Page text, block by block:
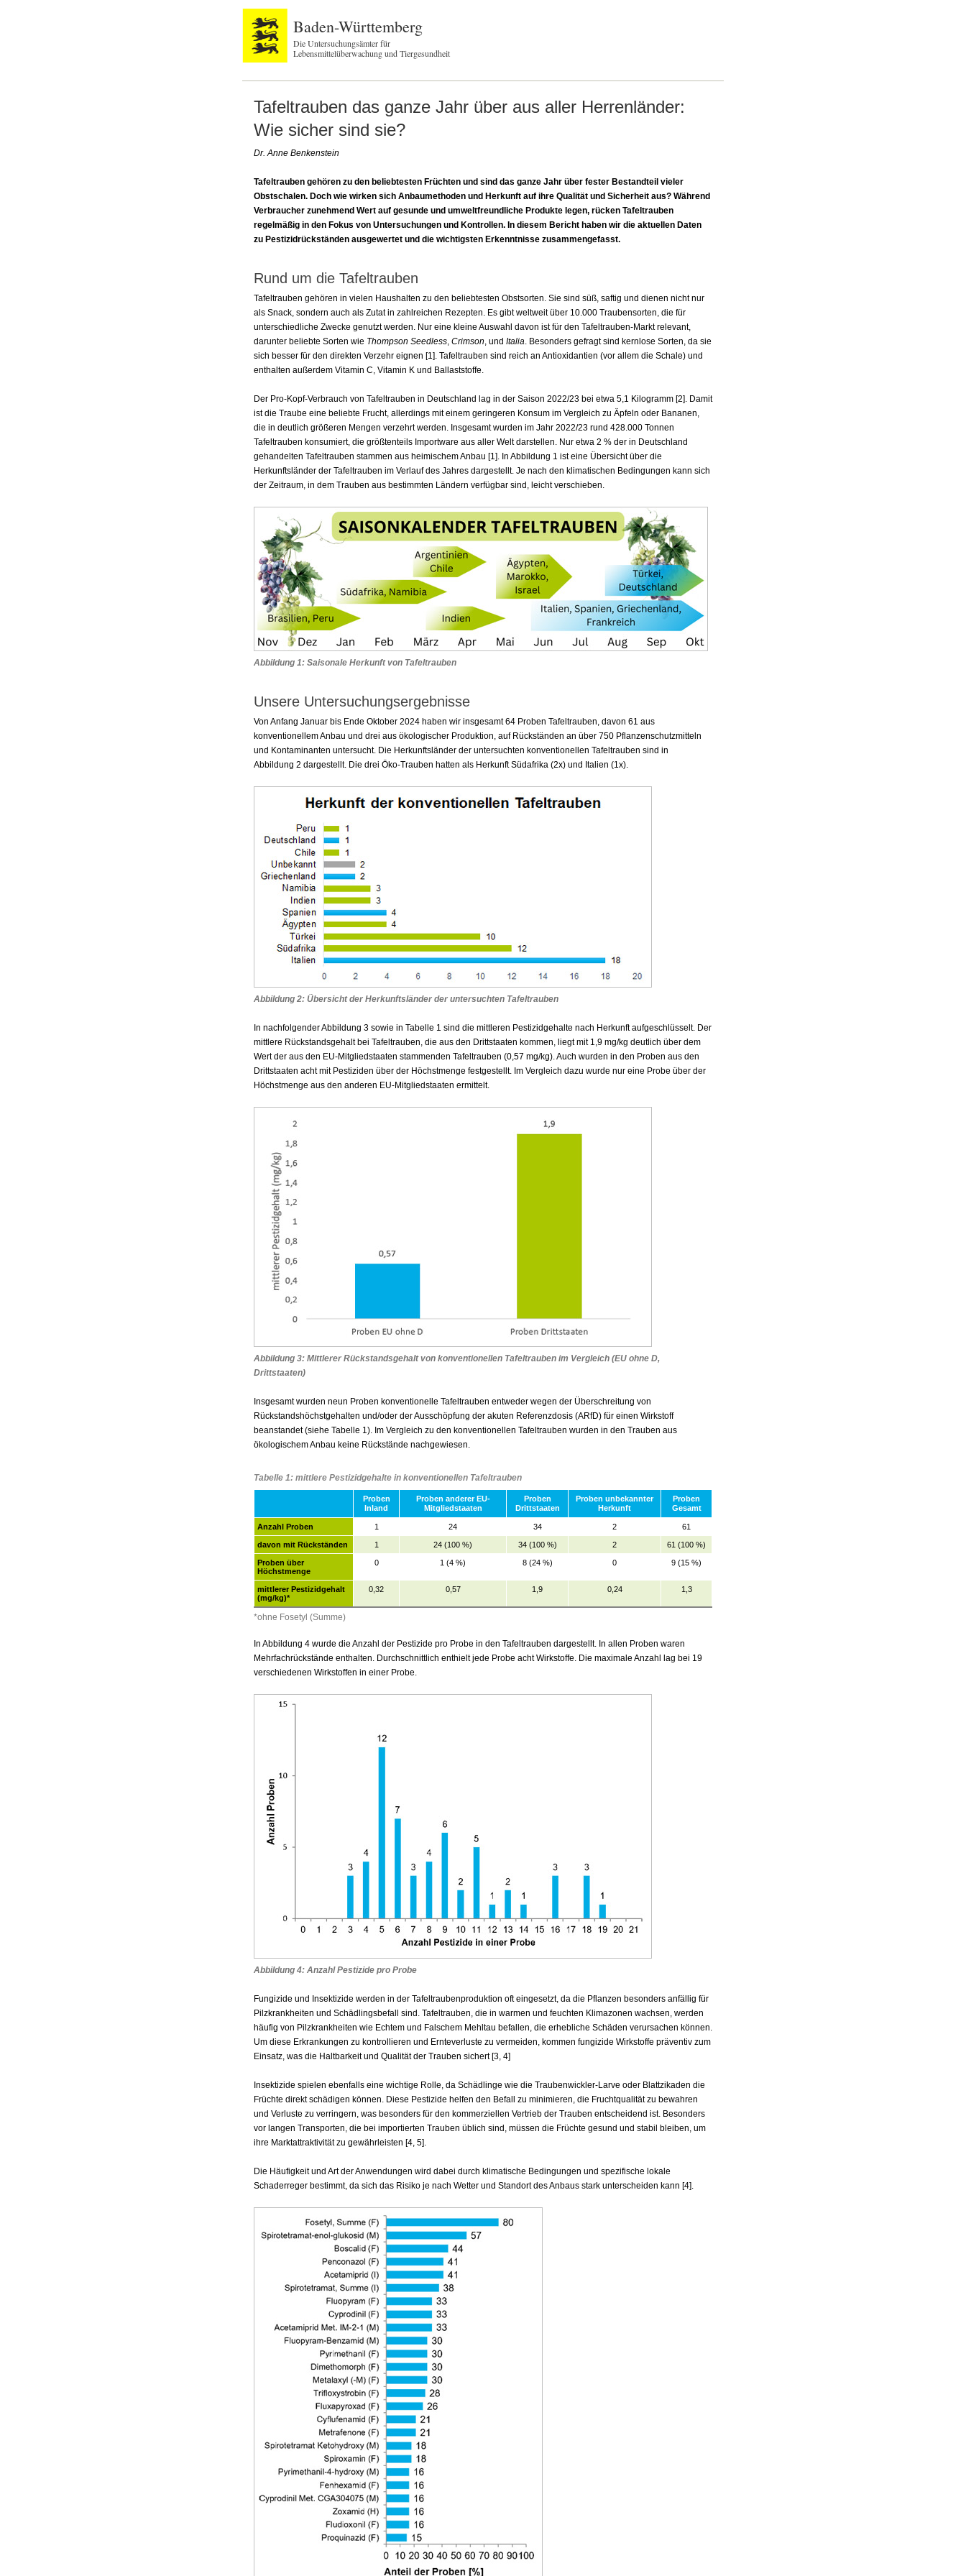
Baden-Württemberg
Die Untersuchungsämter für
Lebensmittelüberwachung und Tiergesundheit
Tafeltrauben das ganze Jahr über aus aller Herrenländer:
Wie sicher sind sie?
Dr. Anne Benkenstein
Tafeltrauben gehören zu den beliebtesten Früchten und sind das ganze Jahr über fester Bestandteil vieler
Obstschalen. Doch wie wirken sich Anbaumethoden und Herkunft auf ihre Qualität und Sicherheit aus? Während
Verbraucher zunehmend Wert auf gesunde und umweltfreundliche Produkte legen, rücken Tafeltrauben
regelmäßig in den Fokus von Untersuchungen und Kontrollen. In diesem Bericht haben wir die aktuellen Daten
zu Pestizidrückständen ausgewertet und die wichtigsten Erkenntnisse zusammengefasst.
Rund um die Tafeltrauben
Tafeltrauben gehören in vielen Haushalten zu den beliebtesten Obstsorten. Sie sind süß, saftig und dienen nicht nur
als Snack, sondern auch als Zutat in zahlreichen Rezepten. Es gibt weltweit über 10.000 Traubensorten, die für
unterschiedliche Zwecke genutzt werden. Nur eine kleine Auswahl davon ist für den Tafeltrauben-Markt relevant,
darunter beliebte Sorten wie Thompson Seedless, Crimson, und Italia. Besonders gefragt sind kernlose Sorten, da sie
sich besser für den direkten Verzehr eignen [1]. Tafeltrauben sind reich an Antioxidantien (vor allem die Schale) und
enthalten außerdem Vitamin C, Vitamin K und Ballaststoffe.
Der Pro-Kopf-Verbrauch von Tafeltrauben in Deutschland lag in der Saison 2022/23 bei etwa 5,1 Kilogramm [2]. Damit
ist die Traube eine beliebte Frucht, allerdings mit einem geringeren Konsum im Vergleich zu Äpfeln oder Bananen,
die in deutlich größeren Mengen verzehrt werden. Insgesamt wurden im Jahr 2022/23 rund 428.000 Tonnen
Tafeltrauben konsumiert, die größtenteils Importware aus aller Welt darstellen. Nur etwa 2 % der in Deutschland
gehandelten Tafeltrauben stammen aus heimischem Anbau [1]. In Abbildung 1 ist eine Übersicht über die
Herkunftsländer der Tafeltrauben im Verlauf des Jahres dargestellt. Je nach den klimatischen Bedingungen kann sich
der Zeitraum, in dem Trauben aus bestimmten Ländern verfügbar sind, leicht verschieben.
Abbildung 1: Saisonale Herkunft von Tafeltrauben
Unsere Untersuchungsergebnisse
Von Anfang Januar bis Ende Oktober 2024 haben wir insgesamt 64 Proben Tafeltrauben, davon 61 aus
konventionellem Anbau und drei aus ökologischer Produktion, auf Rückständen an über 750 Pflanzenschutzmitteln
und Kontaminanten untersucht. Die Herkunftsländer der untersuchten konventionellen Tafeltrauben sind in
Abbildung 2 dargestellt. Die drei Öko-Trauben hatten als Herkunft Südafrika (2x) und Italien (1x).
Abbildung 2: Übersicht der Herkunftsländer der untersuchten Tafeltrauben
In nachfolgender Abbildung 3 sowie in Tabelle 1 sind die mittleren Pestizidgehalte nach Herkunft aufgeschlüsselt. Der
mittlere Rückstandsgehalt bei Tafeltrauben, die aus den Drittstaaten kommen, liegt mit 1,9 mg/kg deutlich über dem
Wert der aus den EU-Mitgliedstaaten stammenden Tafeltrauben (0,57 mg/kg). Auch wurden in den Proben aus den
Drittstaaten acht mit Pestiziden über der Höchstmenge festgestellt. Im Vergleich dazu wurde nur eine Probe über der
Höchstmenge aus den anderen EU-Mitgliedstaaten ermittelt.
Abbildung 3: Mittlerer Rückstandsgehalt von konventionellen Tafeltrauben im Vergleich (EU ohne D,
Drittstaaten)
Insgesamt wurden neun Proben konventionelle Tafeltrauben entweder wegen der Überschreitung von
Rückstandshöchstgehalten und/oder der Ausschöpfung der akuten Referenzdosis (ARfD) für einen Wirkstoff
beanstandet (siehe Tabelle 1). Im Vergleich zu den konventionellen Tafeltrauben wurden in den Trauben aus
ökologischem Anbau keine Rückstände nachgewiesen.
Tabelle 1: mittlere Pestizidgehalte in konventionellen Tafeltrauben
Proben
Inland
Proben anderer EU-
Mitgliedstaaten
Proben
Drittstaaten
Proben unbekannter
Herkunft
Proben
Gesamt
Anzahl Proben 1 24 34 2 61
davon mit Rückständen 1 24 (100 %) 34 (100 %) 2 61 (100 %)
Proben über
Höchstmenge
0 1 (4 %) 8 (24 %) 0 9 (15 %)
mittlerer Pestizidgehalt
(mg/kg)*
0,32 0,57 1,9 0,24 1,3
*ohne Fosetyl (Summe)
In Abbildung 4 wurde die Anzahl der Pestizide pro Probe in den Tafeltrauben dargestellt. In allen Proben waren
Mehrfachrückstände enthalten. Durchschnittlich enthielt jede Probe acht Wirkstoffe. Die maximale Anzahl lag bei 19
verschiedenen Wirkstoffen in einer Probe.
Abbildung 4: Anzahl Pestizide pro Probe
Fungizide und Insektizide werden in der Tafeltraubenproduktion oft eingesetzt, da die Pflanzen besonders anfällig für
Pilzkrankheiten und Schädlingsbefall sind. Tafeltrauben, die in warmen und feuchten Klimazonen wachsen, werden
häufig von Pilzkrankheiten wie Echtem und Falschem Mehltau befallen, die erhebliche Schäden verursachen können.
Um diese Erkrankungen zu kontrollieren und Ernteverluste zu vermeiden, kommen fungizide Wirkstoffe präventiv zum
Einsatz, was die Haltbarkeit und Qualität der Trauben sichert [3, 4]
Insektizide spielen ebenfalls eine wichtige Rolle, da Schädlinge wie die Traubenwickler-Larve oder Blattzikaden die
Früchte direkt schädigen können. Diese Pestizide helfen den Befall zu minimieren, die Fruchtqualität zu bewahren
und Verluste zu verringern, was besonders für den kommerziellen Vertrieb der Trauben entscheidend ist. Besonders
vor langen Transporten, die bei importierten Trauben üblich sind, müssen die Früchte gesund und stabil bleiben, um
ihre Marktattraktivität zu gewährleisten [4, 5].
Die Häufigkeit und Art der Anwendungen wird dabei durch klimatische Bedingungen und spezifische lokale
Schaderreger bestimmt, da sich das Risiko je nach Wetter und Standort des Anbaus stark unterscheiden kann [4].